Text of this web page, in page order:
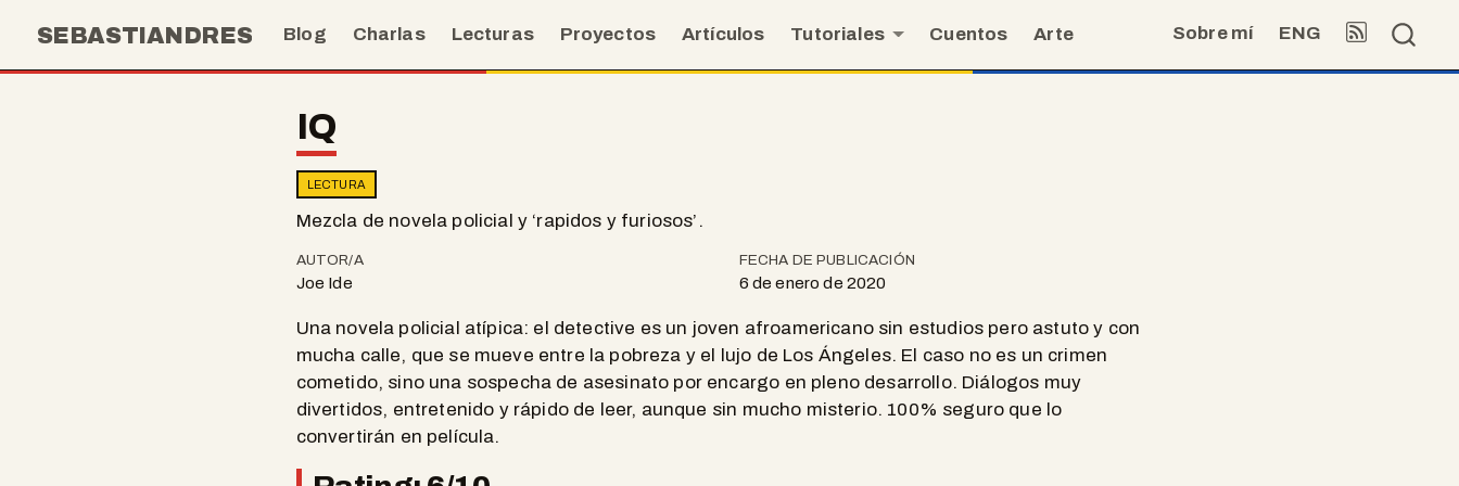
SEBASTIANDRES Blog Charlas Lecturas Proyectos Artículos Tutoriales Cuentos Arte Sobre mí ENG
IQ
LECTURA
Mezcla de novela policial y ‘rapidos y furiosos’.
AUTOR/A
Joe Ide
FECHA DE PUBLICACIÓN
6 de enero de 2020
Una novela policial atípica: el detective es un joven afroamericano sin estudios pero astuto y con
mucha calle, que se mueve entre la pobreza y el lujo de Los Ángeles. El caso no es un crimen
cometido, sino una sospecha de asesinato por encargo en pleno desarrollo. Diálogos muy
divertidos, entretenido y rápido de leer, aunque sin mucho misterio. 100% seguro que lo
convertirán en película.